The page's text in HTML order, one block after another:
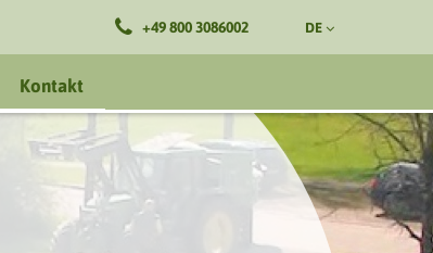
+49 800 3086002 DE
Kontakt